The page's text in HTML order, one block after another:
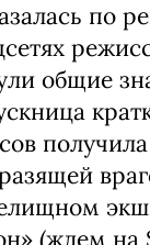
по
общие
(ждем на